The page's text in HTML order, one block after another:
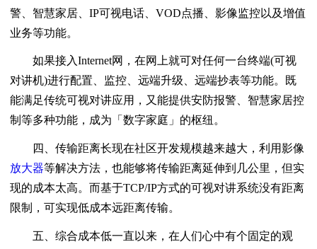
警、智慧家居、IP可视电话、VOD点播、影像监控以及增值
业务等功能。
如果接入Internet网，在网上就可对任何一台终端(可视
对讲机)进行配置、监控、远端升级、远端抄表等功能。既
能满足传统可视对讲应用，又能提供安防报警、智慧家居控
制等多种功能，成为「数字家庭」的枢纽。
四、传输距离长现在社区开发规模越来越大，利用影像
放大器等解决方法，也能够将传输距离延伸到几公里，但实
现的成本太高。而基于TCP/IP方式的可视对讲系统没有距离
限制，可实现低成本远距离传输。
五、综合成本低一直以来，在人们心中有个固定的观